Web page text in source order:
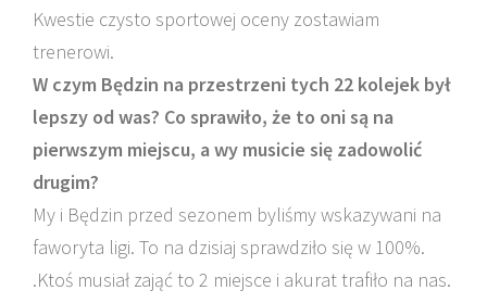
Kwestie czysto sportowej oceny zostawiam
trenerowi.
W czym Będzin na przestrzeni tych 22 kolejek był
lepszy od was? Co sprawiło, że to oni są na
pierwszym miejscu, a wy musicie się zadowolić
drugim?
My i Będzin przed sezonem byliśmy wskazywani na
faworyta ligi. To na dzisiaj sprawdziło się w 100%.
.Ktoś musiał zająć to 2 miejsce i akurat trafiło na nas.